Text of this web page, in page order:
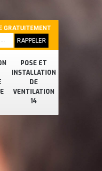
POSE ET
INSTALLATION
DE
VENTILATION
14
GRATUITEMENT